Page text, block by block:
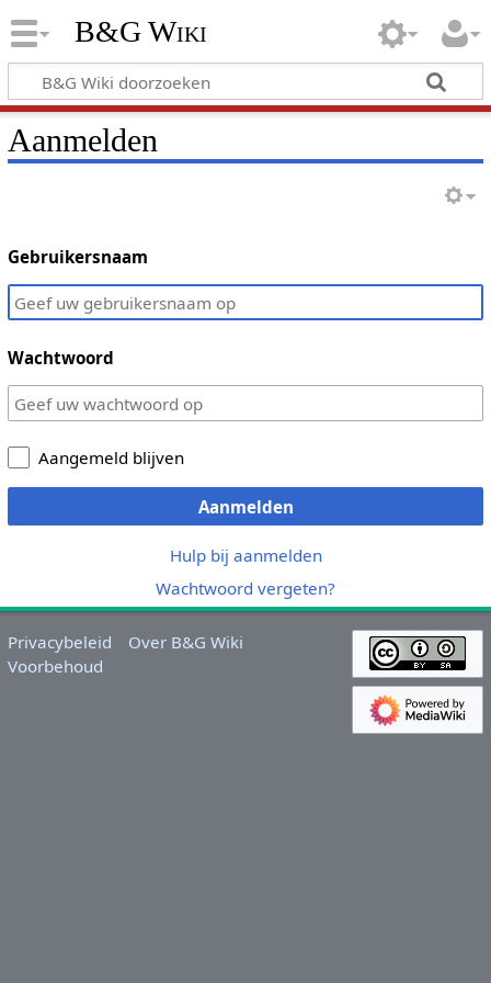
B&G Wiki
Aanmelden
Gebruikersnaam
Wachtwoord
Aangemeld blijven
Aanmelden
Hulp bij aanmelden
Wachtwoord vergeten?
Privacybeleid
Over B&G Wiki
Voorbehoud